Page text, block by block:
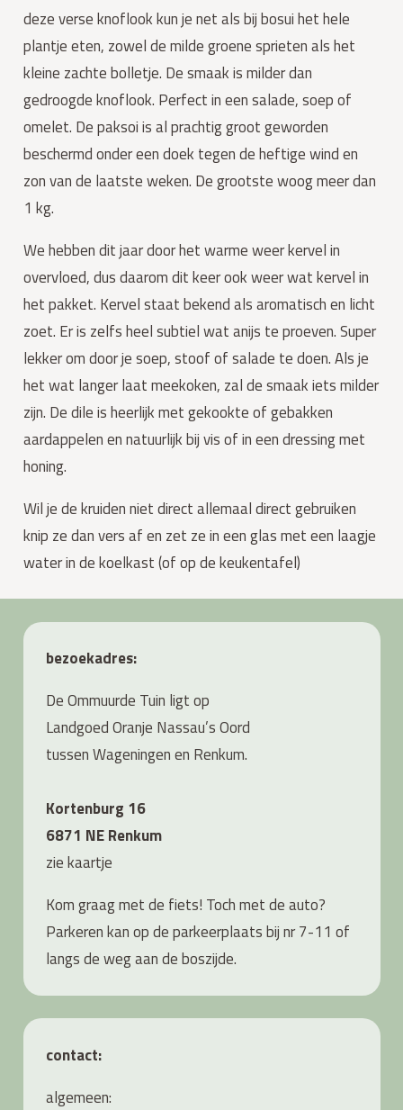
deze verse knoflook kun je net als bij bosui het hele
plantje eten, zowel de milde groene sprieten als het
kleine zachte bolletje. De smaak is milder dan
gedroogde knoflook. Perfect in een salade, soep of
omelet. De paksoi is al prachtig groot geworden
beschermd onder een doek tegen de heftige wind en
zon van de laatste weken. De grootste woog meer dan
1 kg.
We hebben dit jaar door het warme weer kervel in
overvloed, dus daarom dit keer ook weer wat kervel in
het pakket. Kervel staat bekend als aromatisch en licht
zoet. Er is zelfs heel subtiel wat anijs te proeven.Super
lekker om door je soep, stoof of salade te doen. Als je
het wat langer laatmeekoken, zalde smaak iets milder
zijn. De dile is heerlijk met gekookte of gebakken
aardappelen en natuurlijk bij vis of in een dressing met
honing.
Wil je de kruiden niet direct allemaal direct gebruiken
knip ze dan vers af en zet ze in een glas met een laagje
water in de koelkast (of op de keukentafel)
bezoekadres:
De Ommuurde Tuin ligt op
Landgoed Oranje Nassau’s Oord
tussen Wageningen en Renkum.
Kortenburg 16
6871 NE Renkum
ziekaartje
Kom graag met de fiets! Toch met de auto?
Parkeren kan op de parkeerplaats bij nr 7-11 of
langs de weg aan de boszijde.
contact:
algemeen: